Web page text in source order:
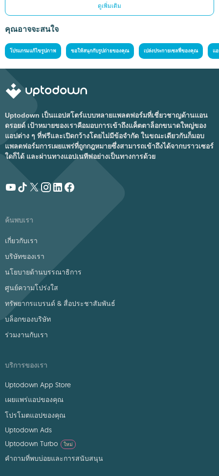
ดูเพิ่มเติม
คุณอาจจะสนใจ
โปรแกรมแก้ไขรูปภาพ ขอให้สนุกกับรูปถ่ายของคุณ เปล่งประกายเซลฟี่ของคุณ แ
Uptodown เป็นแอปสโตร์แบบหลายแพลตฟอร์มที่เชี่ยวชาญด้านแอน
ดรอยด์ เป้าหมายของเราคือมอบการเข้าถึงแค็ตตาล็อกขนาดใหญ่ของ
แอปต่าง ๆ ที่ฟรีและเปิดกว้างโดยไม่มีข้อจำกัด ในขณะเดียวกันก็มอบ
แพลตฟอร์มการเผยแพร่ที่ถูกกฎหมายซึ่งสามารถเข้าถึงได้จากบราวเซอร์
ใดก็ได้ และผ่านทางแอปเนทีฟอย่างเป็นทางการด้วย
ค้นพบเรา
เกี่ยวกับเรา
บริษัทของเรา
นโยบายด้านบรรณาธิการ
ศูนย์ความโปร่งใส
ทรัพยากรแบรนด์ & สื่อประชาสัมพันธ์
บล็อกของบริษัท
ร่วมงานกับเรา
บริการของเรา
Uptodown App Store
เผยแพร่แอปของคุณ
โปรโมตแอปของคุณ
Uptodown Ads
Uptodown Turbo
ใหม่
คำถามที่พบบ่อยและการสนับสนุน